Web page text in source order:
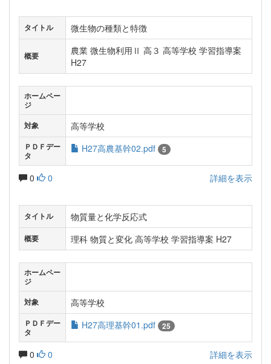
タイトル 微生物の種類と特徴
概要
農業 微生物利用Ⅱ 高３ 高等学校 学習指導案
H27
ホームペー
ジ
対象
高等学校
ＰＤＦデー
タ
H27高農基幹02.pdf 5
0 0 詳細を表示
タイトル 物質量と化学反応式
概要 理科 物質と変化 高等学校 学習指導案 H27
ホームペー
ジ
対象
高等学校
ＰＤＦデー
タ
H27高理基幹01.pdf 25
0 0 詳細を表示